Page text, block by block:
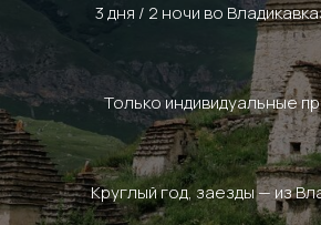
3 дня / 2 ночи во
Только индивидуальные
Круглый год, заезды — из